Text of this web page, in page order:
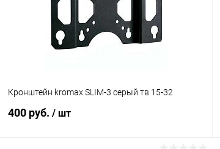
Кронштейн kromax SLIM-3 серый тв 15-32
400 руб. / шт